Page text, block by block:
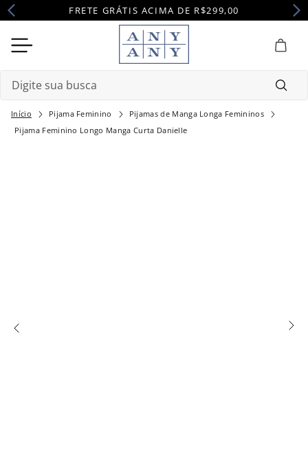
FRETE GRÁTIS ACIMA DE R$299,00
Pijama Feminino
Pijamas de Manga Longa Femininos
Pijama Feminino Longo Manga Curta Danielle
Termos mais buscados